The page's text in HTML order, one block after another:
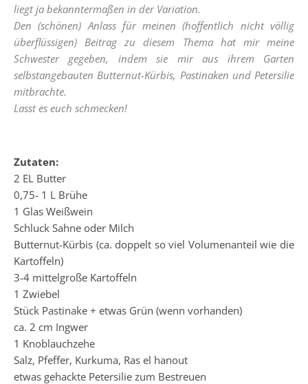
liegt ja bekanntermaßen in der Variation.
Den (schönen) Anlass für meinen (hoffentlich nicht völlig
überflüssigen) Beitrag zu diesem Thema hat mir meine
Schwester gegeben, indem sie mir aus ihrem Garten
selbstangebauten Butternut-Kürbis, Pastinaken und Petersilie
mitbrachte.
Lasst es euch schmecken!
Zutaten:
2 EL Butter
0,75- 1 L Brühe
1 Glas Weißwein
Schluck Sahne oder Milch
Butternut-Kürbis (ca. doppelt so viel Volumenanteil wie die
Kartoffeln)
3-4 mittelgroße Kartoffeln
1 Zwiebel
Stück Pastinake + etwas Grün (wenn vorhanden)
ca. 2 cm Ingwer
1 Knoblauchzehe
Salz, Pfeffer, Kurkuma, Ras el hanout
etwas gehackte Petersilie zum Bestreuen